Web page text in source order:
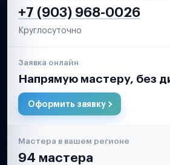
+7 (903) 968-0026
Круглосуточно
Заявка онлайн
Напрямую мастеру, без
Оформить заявку
Мастера в вашем регионе
94 мастера